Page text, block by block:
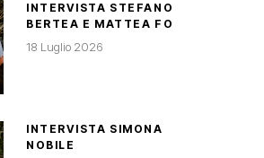
INTERVISTA STEFANO
BERTEA E MATTEA FO
18 Luglio 2026
INTERVISTA SIMONA
NOBILE